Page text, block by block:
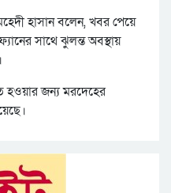
হাসান বলেন, খবর পেয়ে
সাথে ঝুলন্ত অবস্থায়
হওয়ার জন্য মরদেহের